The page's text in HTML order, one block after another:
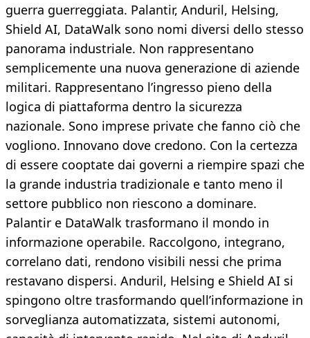
guerra guerreggiata. Palantir, Anduril, Helsing,
Shield AI, DataWalk sono nomi diversi dello stesso
panorama industriale. Non rappresentano
semplicemente una nuova generazione di aziende
militari. Rappresentano l’ingresso pieno della
logica di piattaforma dentro la sicurezza
nazionale. Sono imprese private che fanno ciò che
vogliono. Innovano dove credono. Con la certezza
di essere cooptate dai governi a riempire spazi che
la grande industria tradizionale e tanto meno il
settore pubblico non riescono a dominare.
Palantir e DataWalk trasformano il mondo in
informazione operabile. Raccolgono, integrano,
correlano dati, rendono visibili nessi che prima
restavano dispersi. Anduril, Helsing e Shield AI si
spingono oltre trasformando quell’informazione in
sorveglianza automatizzata, sistemi autonomi,